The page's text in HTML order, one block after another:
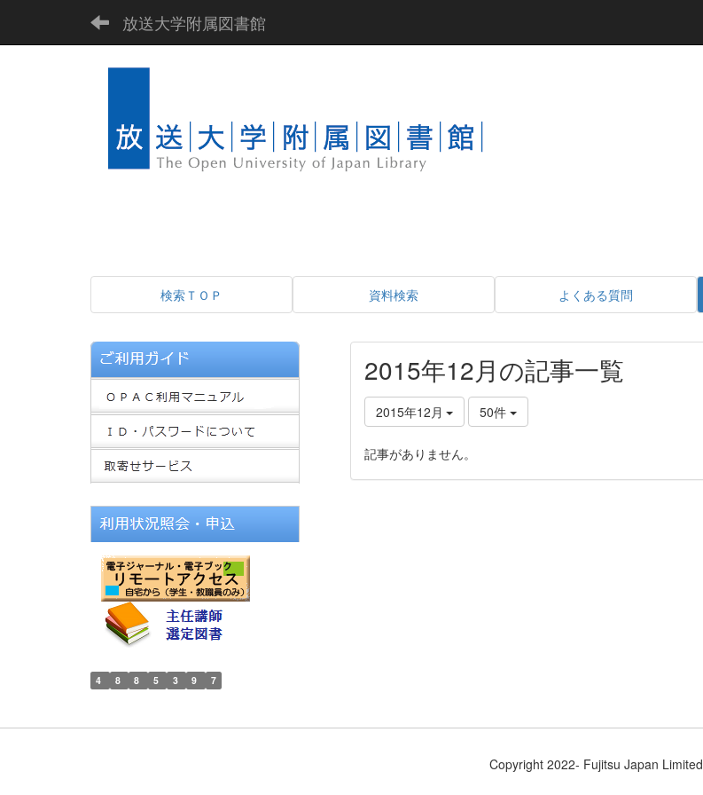
放送大学附属図書館
検索ＴＯＰ 資料検索 よくある質問
2015年12月の記事一覧
2015年12月 50件
記事がありません。
4 8 8 5 3 9 7
Copyright 2022- Fujitsu Japan Limited